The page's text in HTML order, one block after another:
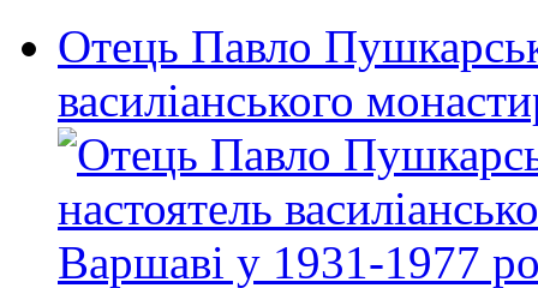
Отець Павло
василіанського